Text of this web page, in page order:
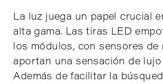
La luz juega un papel crucial
alta gama. Las tiras LED
los módulos, con sensores de
aportan una sensación de
Además de facilitar la